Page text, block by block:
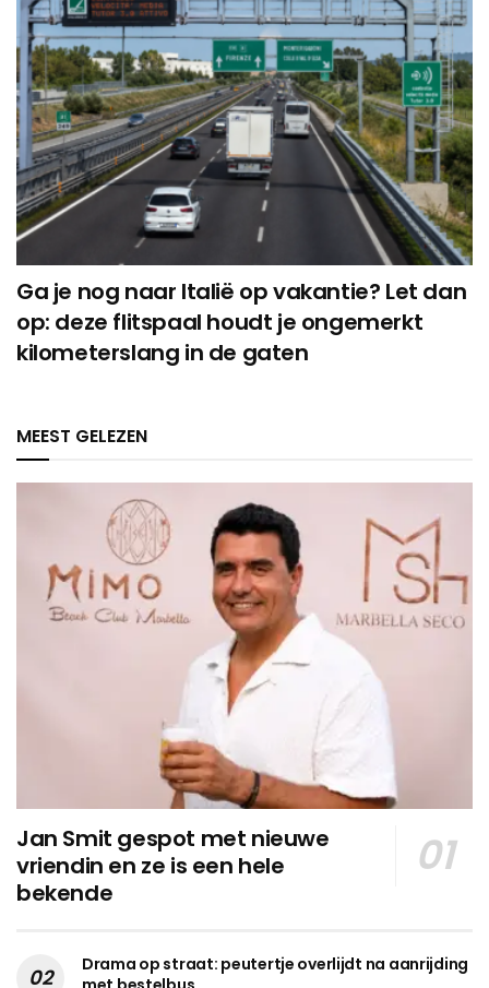
Ga je nog naar Italië op vakantie? Let dan
op: deze flitspaal houdt je ongemerkt
kilometerslang in de gaten
MEEST GELEZEN
Jan Smit gespot met nieuwe
vriendin en ze is een hele
bekende
Drama op straat: peutertje overlijdt na aanrijding